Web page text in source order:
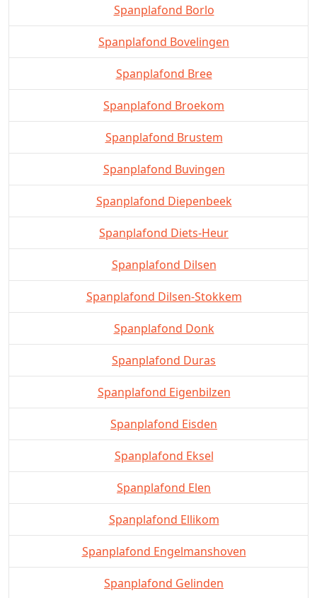
Spanplafond Borlo
Spanplafond Bovelingen
Spanplafond Bree
Spanplafond Broekom
Spanplafond Brustem
Spanplafond Buvingen
Spanplafond Diepenbeek
Spanplafond Diets-Heur
Spanplafond Dilsen
Spanplafond Dilsen-Stokkem
Spanplafond Donk
Spanplafond Duras
Spanplafond Eigenbilzen
Spanplafond Eisden
Spanplafond Eksel
Spanplafond Elen
Spanplafond Ellikom
Spanplafond Engelmanshoven
Spanplafond Gelinden